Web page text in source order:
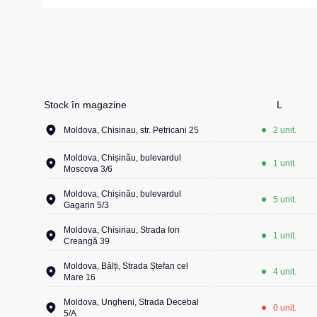
Veste pentru
Stock în magazine L
Moldova, Chisinau, str. Petricani 25 2 unit.
Moldova, Chișinău, bulevardul
Moscova 3/6
1 unit.
Moldova, Chișinău, bulevardul
Gagarin 5/3
5 unit.
Moldova, Chisinau, Strada Ion
Creangă 39
1 unit.
Moldova, Bălți, Strada Ștefan cel
Mare 16
4 unit.
Moldova, Ungheni, Strada Decebal
5/A
0 unit.